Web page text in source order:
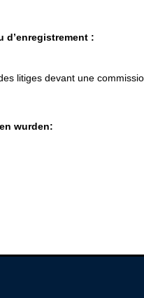
d’enregistrement :
litiges devant une
wurden: